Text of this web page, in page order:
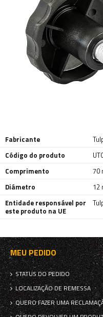
Fabricante
Código do produto
Comprimento
70
Diámetro
12
Entidade responsável por
este produto na UE
MEU PEDIDO
STATUS DO PEDIDO
LOCALIZAÇÃO DE REMESSA
QUERO FAZER UMA